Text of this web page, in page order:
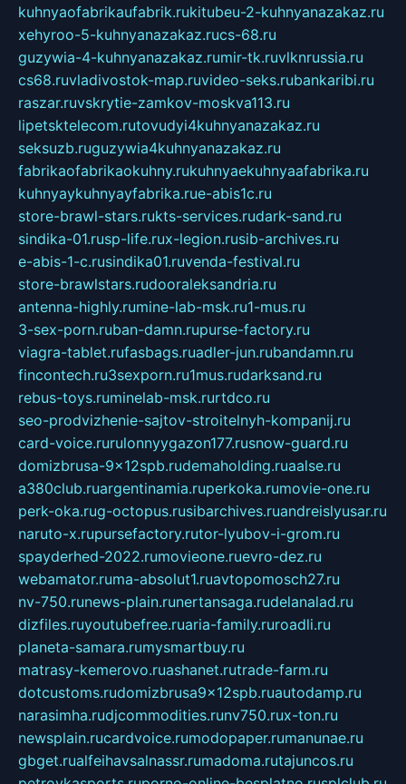
kuhnyaofabrikaufabrik.rukitubeu-2-kuhnyanazakaz.ru
xehyroo-5-kuhnyanazakaz.rucs-68.ru
guzywia-4-kuhnyanazakaz.rumir-tk.ruvlknrussia.ru
cs68.ruvladivostok-map.ruvideo-seks.rubankaribi.ru
raszar.ruvskrytie-zamkov-moskva113.ru
lipetsktelecom.rutovudyi4kuhnyanazakaz.ru
seksuzb.ruguzywia4kuhnyanazakaz.ru
fabrikaofabrikaokuhny.rukuhnyaekuhnyaafabrika.ru
kuhnyaykuhnyayfabrika.rue-abis1c.ru
store-brawl-stars.rukts-services.rudark-sand.ru
sindika-01.rusp-life.rux-legion.rusib-archives.ru
e-abis-1-c.rusindika01.ruvenda-festival.ru
store-brawlstars.rudooraleksandria.ru
antenna-highly.rumine-lab-msk.ru1-mus.ru
3-sex-porn.ruban-damn.rupurse-factory.ru
viagra-tablet.rufasbags.ruadler-jun.rubandamn.ru
fincontech.ru3sexporn.ru1mus.rudarksand.ru
rebus-toys.ruminelab-msk.rurtdco.ru
seo-prodvizhenie-sajtov-stroitelnyh-kompanij.ru
card-voice.rurulonnyygazon177.rusnow-guard.ru
domizbrusa-9x12spb.rudemaholding.ruaalse.ru
a380club.ruargentinamia.ruperkoka.rumovie-one.ru
perk-oka.rug-octopus.rusibarchives.ruandreislyusar.ru
naruto-x.rupursefactory.rutor-lyubov-i-grom.ru
spayderhed-2022.rumovieone.ruevro-dez.ru
webamator.ruma-absolut1.ruavtopomosch27.ru
nv-750.runews-plain.runertansaga.rudelanalad.ru
dizfiles.ruyoutubefree.ruaria-family.ruroadli.ru
planeta-samara.rumysmartbuy.ru
matrasy-kemerovo.ruashanet.rutrade-farm.ru
dotcustoms.rudomizbrusa9x12spb.ruautodamp.ru
narasimha.rudjcommodities.runv750.rux-ton.ru
newsplain.rucardvoice.rumodopaper.rumanunae.ru
gbget.rualfeihavsalnassr.rumadoma.rutajuncos.ru